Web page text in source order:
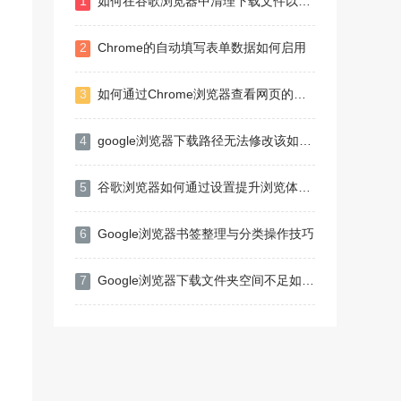
2 Chrome的自动填写表单数据如何启用
3 如何通过Chrome浏览器查看网页的网络请求详情
4 google浏览器下载路径无法修改该如何处理
5 谷歌浏览器如何通过设置提升浏览体验的流畅性
6 Google浏览器书签整理与分类操作技巧
7 Google浏览器下载文件夹空间不足如何释放空间